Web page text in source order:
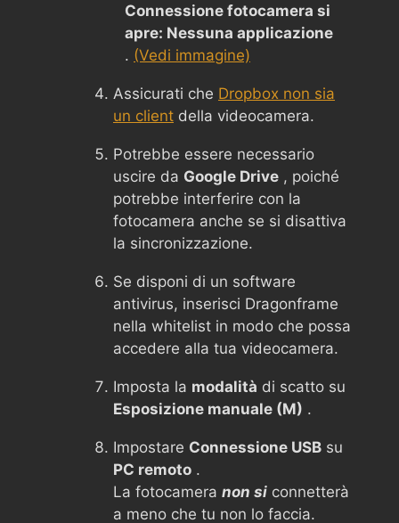
Connessione fotocamera si
apre: Nessuna applicazione
. (Vedi immagine)
Assicurati che Dropbox non sia
un client della videocamera.
Potrebbe essere necessario
uscire da Google Drive , poiché
potrebbe interferire con la
fotocamera anche se si disattiva
la sincronizzazione.
Se disponi di un software
antivirus, inserisci Dragonframe
nella whitelist in modo che possa
accedere alla tua videocamera.
Imposta la modalità di scatto su
Esposizione manuale (M) .
Impostare Connessione USB su
PC remoto .
La fotocamera non si connetterà
a meno che tu non lo faccia.